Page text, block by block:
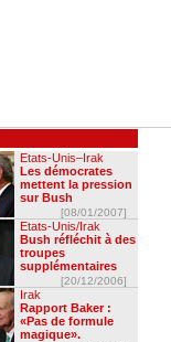
Etats-Unis–Irak
Les démocrates
mettent la pression
sur Bush
[08/01/2007]
Etats-Unis/Irak
Bush réfléchit à des
troupes
supplémentaires
[20/12/2006]
Irak
Rapport Baker :
«Pas de formule
magique».